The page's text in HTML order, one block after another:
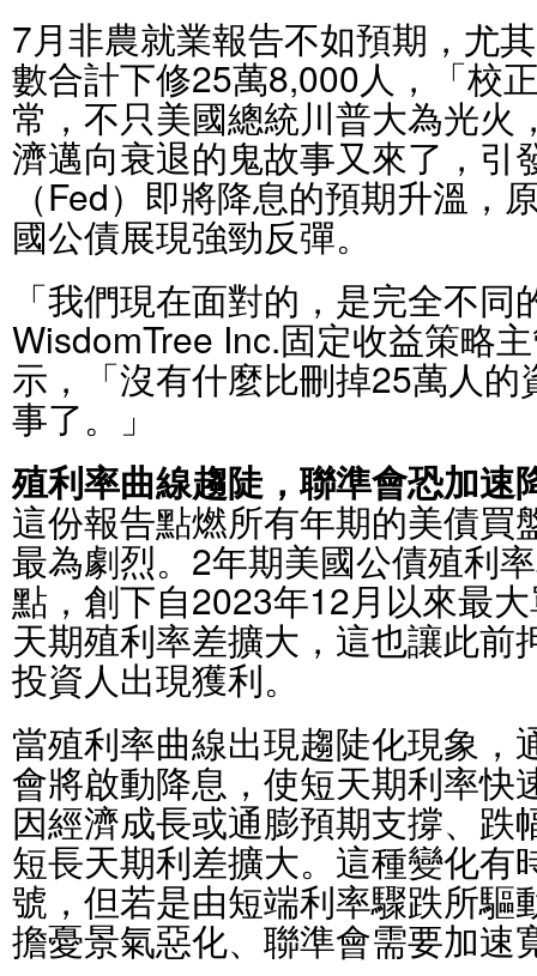
7月非農就業報告不如預期，尤
數合計下修25萬8,000人，「校
常，不只美國總統川普大為光火
濟邁向衰退的鬼故事又來了，引
（Fed）即將降息的預期升溫，
國公債展現強勁反彈。
「我們現在面對的，是完全不
WisdomTree Inc.固定收益策略
示，「沒有什麼比刪掉25萬人
事了。」
殖利率曲線趨陡，聯準會恐加速
這份報告點燃所有年期的美債買
最為劇烈。2年期美國公債殖利
點，創下自2023年12月以來最
天期殖利率差擴大，這也讓此前
投資人出現獲利。
當殖利率曲線出現趨陡化現象，
會將啟動降息，使短天期利率快
因經濟成長或通膨預期支撐、跌
短長天期利差擴大。這種變化有
號，但若是由短端利率驟跌所驅
擔憂景氣惡化、聯準會需要加速